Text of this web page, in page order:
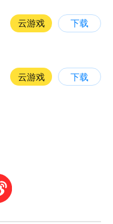
云游戏 下载
云游戏 下载